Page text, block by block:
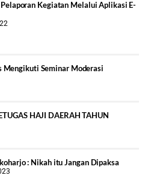
Kegiatan Melalui Aplikasi E-
Mengikuti Seminar Moderasi
HAJI DAERAH TAHUN
: Nikah itu Jangan Dipaksa